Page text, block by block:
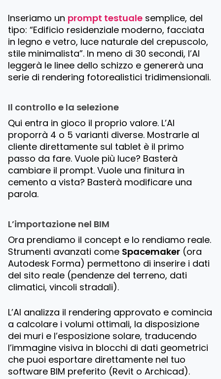
Inseriamo un prompt testuale semplice, del
tipo:“Edificio residenziale moderno, facciata
in legno e vetro, luce naturale del crepuscolo,
stile minimalista”. In meno di 30 secondi, l’AI
leggerà le linee dello schizzo e genererà una
serie di rendering fotorealistici tridimensionali.
Il controllo e la selezione
Qui entra in gioco il proprio valore. L’AI
proporrà 4 o 5 varianti diverse. Mostrarle al
cliente direttamente sul tablet è il primo
passo da fare. Vuole più luce? Basterà
cambiare il prompt. Vuole una finitura in
cemento a vista? Basterà modificare una
parola.
L’importazione nel BIM
Ora prendiamo il concept e lo rendiamo reale.
Strumenti avanzati come Spacemaker (ora
Autodesk Forma) permettono di inserire i dati
del sito reale (pendenze del terreno, dati
climatici, vincoli stradali).
L’AI analizza il rendering approvato e comincia
a calcolare i volumi ottimali, la disposizione
dei muri e l’esposizione solare, traducendo
l’immagine visiva in blocchi di dati geometrici
che puoi esportare direttamente nel tuo
software BIM preferito (Revit o Archicad).